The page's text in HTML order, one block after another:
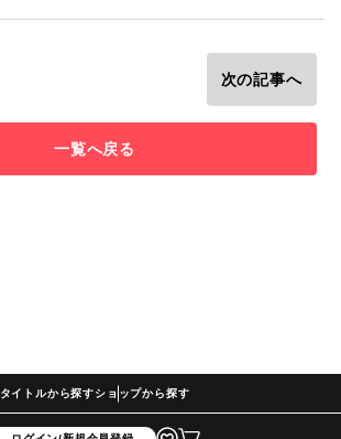
一覧へ戻る
次の記事へ
タイトルから探すショップから探す